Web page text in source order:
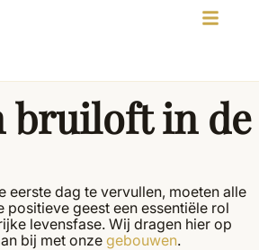
bruiloft in de
eerste dag te vervullen, moeten alle
positieve geest een essentiële rol
levensfase. Wij dragen hier op
bij met onze gebouwen.